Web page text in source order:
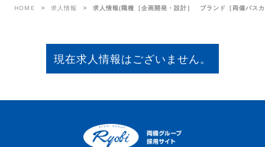
HOME 求人情報 求人情報(職種［企画開発・設計］ ブランド［両備バス
現在求人情報はございません。